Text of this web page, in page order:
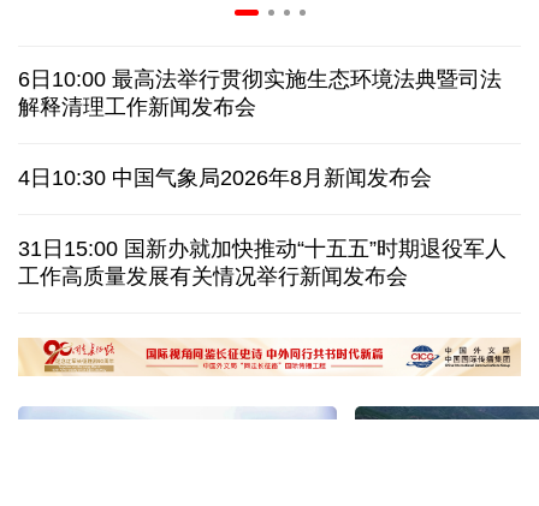
南京大屠杀历史不容篡改 日本打“核爆”牌洗不掉血债
深山里的全球冠军：海外“Z世代”在黔读懂中国机遇
俄驻日大使：日本推翻“无核三原则”将招致邻国反制
全球媒体聚焦丨大白兔奶糖包装走红西方社交媒体
6日10:00 最高法举行贯彻实施生态环境法典暨司法
解释清理工作新闻发布会
4日10:30 中国气象局2026年8月新闻发布会
31日15:00 国新办就加快推动“十五五”时期退役军人
工作高质量发展有关情况举行新闻发布会